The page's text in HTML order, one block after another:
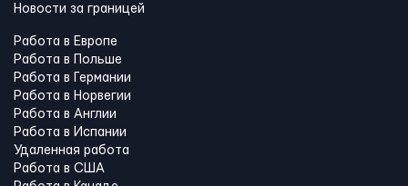
Новости за границей
Работа в Европе
Работа в Польше
Работа в Германии
Работа в Норвегии
Работа в Англии
Работа в Испании
Удаленная работа
Работа в США